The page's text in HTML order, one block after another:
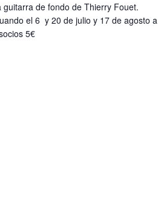
guitarra de fondo de Thierry Fouet.
el 6 y 20 de julio y 17 de agosto a
5€